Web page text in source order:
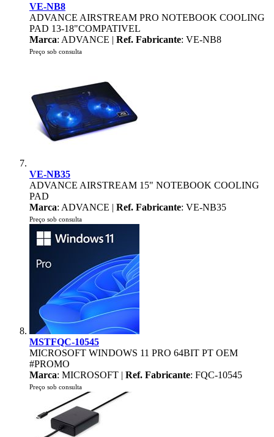
VE-NB8
ADVANCE AIRSTREAM PRO NOTEBOOK COOLING
PAD 13-18"COMPATIVEL
Marca: ADVANCE | Ref. Fabricante: VE-NB8
Preço sob consulta
VE-NB35
ADVANCE AIRSTREAM 15" NOTEBOOK COOLING
PAD
Marca: ADVANCE | Ref. Fabricante: VE-NB35
Preço sob consulta
MSTFQC-10545
MICROSOFT WINDOWS 11 PRO 64BIT PT OEM
#PROMO
Marca: MICROSOFT | Ref. Fabricante: FQC-10545
Preço sob consulta